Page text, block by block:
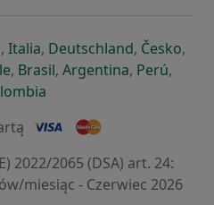
karcie
w nowej karcie
otwiera się w nowej karcie
, Italiaotwiera się w nowej
, Deutschlandotwiera się
, Česko,
nowej karcie
się w nowej karcie
otwiera się w nowej karcie
, Brasilotwiera się w nowej
, Argentinaotwiera się
, Perú,
2022/2065 (DSA) art. 24:
miesiąc - Czerwiec 2026